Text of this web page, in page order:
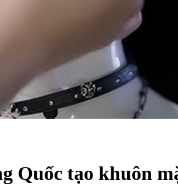
Quốc tạo khuôn